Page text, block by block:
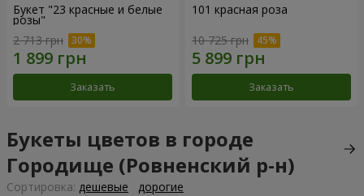
Букет "23 красные и белые
розы"
2 713 грн
Заказать
101 красная роза
10 725 грн
Заказать
Букеты цветов в городе
Городище (Ровненский р-н)
Cортировка: дешевые дорогие